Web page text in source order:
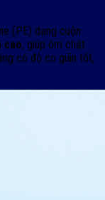
(PE) dạng cuộn
cao, giúp ôm chặt
có độ co giãn tốt,